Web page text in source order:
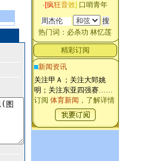
·[疯狂音效] 口哨青年
热门词： 必杀功 林忆莲
精彩订阅
新闻资讯
关注甲Ａ；关注大郅姚
明；关注东亚四强赛……
订阅 体育新闻 ，了解详情